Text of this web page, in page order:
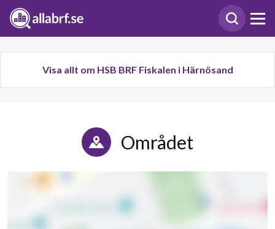
Visa allt om HSB BRF Fiskalen i Härnösand
Området